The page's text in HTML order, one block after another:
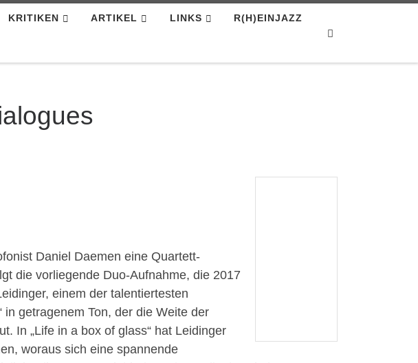
KRITIKEN ARTIKEL LINKS R(H)EINJAZZ
Daniel Daemen eine Quartett-
die vorliegende Duo-Aufnahme, die 2017
einem der talentiertesten
getragenem Ton, der die Weite der
In „Life in a box of glass“ hat Leidinger
woraus sich eine spannende